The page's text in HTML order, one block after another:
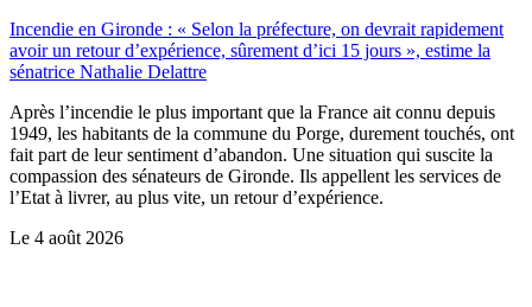
Incendie en Gironde : « Selon la préfecture, on devrait rapidement
avoir un retour d’expérience, sûrement d’ici 15 jours », estime la
sénatrice Nathalie Delattre
Après l’incendie le plus important que la France ait connu depuis
1949, les habitants de la commune du Porge, durement touchés, ont
fait part de leur sentiment d’abandon. Une situation qui suscite la
compassion des sénateurs de Gironde. Ils appellent les services de
l’Etat à livrer, au plus vite, un retour d’expérience.
Le 4 août 2026